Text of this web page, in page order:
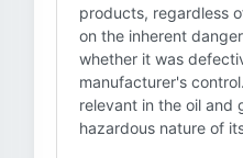
products, regardless
on the inherent
whether it was
manufacturer's
relevant in the oil and
hazardous nature of